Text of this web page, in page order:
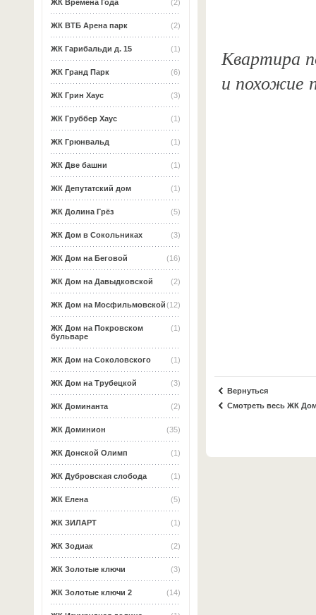
(2)
ЖК Времена Года
(2)
ЖК ВТБ Арена парк
(1)
ЖК Гарибальди д. 15
(6)
ЖК Гранд Парк
(3)
ЖК Грин Хаус
(1)
ЖК Груббер Хаус
(1)
ЖК Грюнвальд
(1)
ЖК Две башни
(1)
ЖК Депутатский дом
(5)
ЖК Долина Грёз
(3)
ЖК Дом в Сокольниках
(16)
ЖК Дом на Беговой
(2)
ЖК Дом на Давыдковской
(12)
ЖК Дом на Мосфильмовской
(1)
ЖК Дом на Покровском
бульваре
(1)
ЖК Дом на Соколовского
(3)
ЖК Дом на Трубецкой
(2)
ЖК Доминанта
(35)
ЖК Доминион
(1)
ЖК Донской Олимп
(1)
ЖК Дубровская слобода
(5)
ЖК Елена
(1)
ЖК ЗИЛАРТ
(2)
ЖК Зодиак
(3)
ЖК Золотые ключи
(14)
ЖК Золотые ключи 2
Квартира
и похожие
Вернуться
Смотреть весь ЖК